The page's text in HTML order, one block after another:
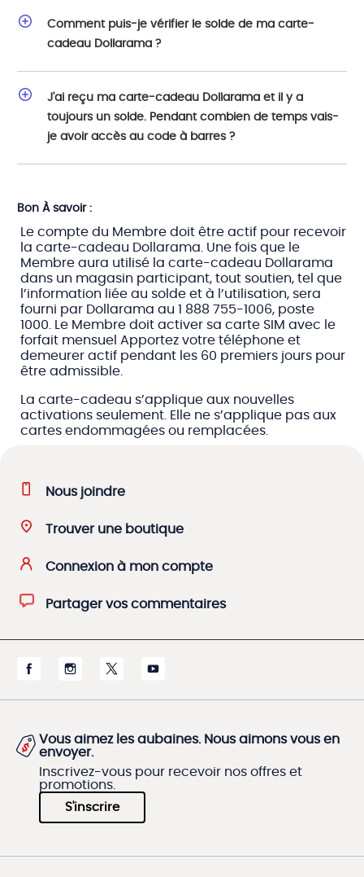
Comment puis-je vérifier le solde de ma carte-
cadeau Dollarama ?
J'ai reçu ma carte-cadeau Dollarama et il y a
toujours un solde. Pendant combien de temps vais-
je avoir accès au code à barres ?
Bon À savoir :
Le compte du Membre doit être actif pour recevoir
la carte-cadeau Dollarama. Une fois que le
Membre aura utilisé la carte-cadeau Dollarama
dans un magasin participant, tout soutien, tel que
l’information liée au solde et à l’utilisation, sera
fourni par Dollarama au 1 888 755-1006, poste
1000. Le Membre doit activer sa carte SIM avec le
forfait mensuel Apportez votre téléphone et
demeurer actif pendant les 60 premiers jours pour
être admissible.
La carte-cadeau s’applique aux nouvelles
activations seulement. Elle ne s’applique pas aux
cartes endommagées ou remplacées.
Nous joindre
Trouver une boutique
Connexion à mon compte
Partager vos commentaires
Vous aimez les aubaines. Nous aimons vous en
envoyer.
Inscrivez-vous pour recevoir nos offres et
promotions.
S'inscrire